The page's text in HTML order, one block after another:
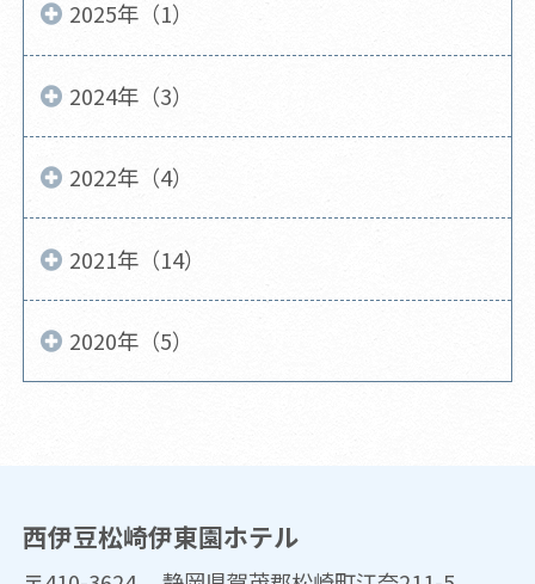
2025年（1）
2024年（3）
2022年（4）
2021年（14）
2020年（5）
西伊豆松崎伊東園ホテル